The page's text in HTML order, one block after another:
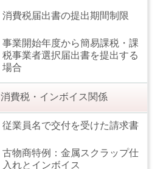
消費税届出書の提出期間制限
事業開始年度から簡易課税・課
税事業者選択届出書を提出する
場合
消費税・インボイス関係
従業員名で交付を受けた請求書
古物商特例：金属スクラップ仕
入れとインボイス